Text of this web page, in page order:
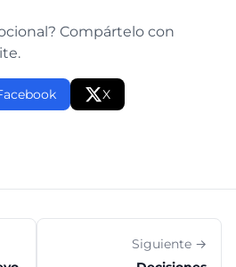
Compártelo con
X
Siguiente →